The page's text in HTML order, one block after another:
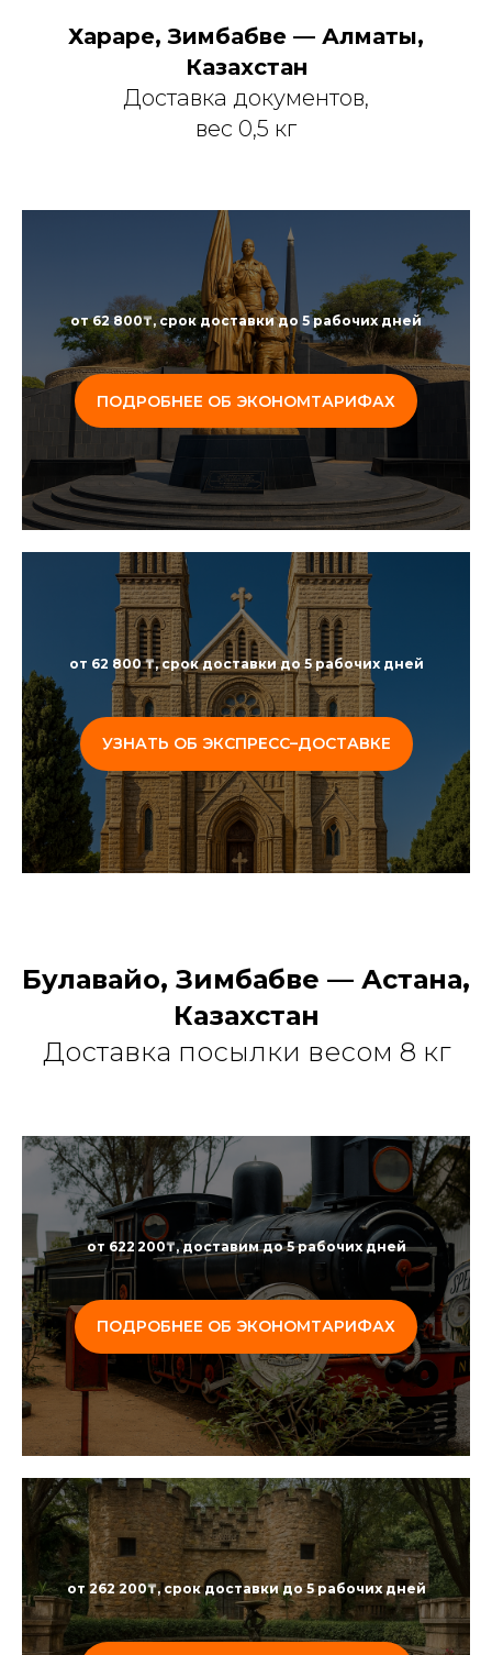
Хараре, Зимбабве — Алматы,
Казахстан
Доставка документов,
вес 0,5 кг
от 62 800₸, срок доставкидо 5 рабочих дней
ПОДРОБНЕЕ ОБ ЭКОНОМТАРИФАХ
от 62 800 ₸, срок доставки до 5 рабочих дней
УЗНАТЬ ОБ ЭКСПРЕСС–ДОСТАВКЕ
Булавайо, Зимбабве — Астана,
Казахстан
Доставка посылки весом 8 кг
от 622 200₸, доставим до 5 рабочих дней
ПОДРОБНЕЕ ОБ ЭКОНОМТАРИФАХ
от 262 200₸, срок доставки до 5 рабочих дней